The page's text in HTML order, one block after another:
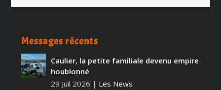
Messages récents
Caulier, la petite familiale devenu empire
houblonné
29 Juil 2026 | Les News